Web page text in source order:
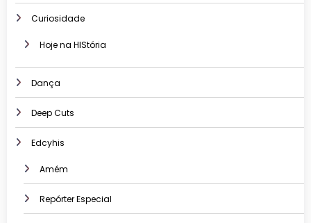
Curiosidade
Hoje na HIStória
Dança
Deep Cuts
Edcyhis
Amém
Repórter Especial